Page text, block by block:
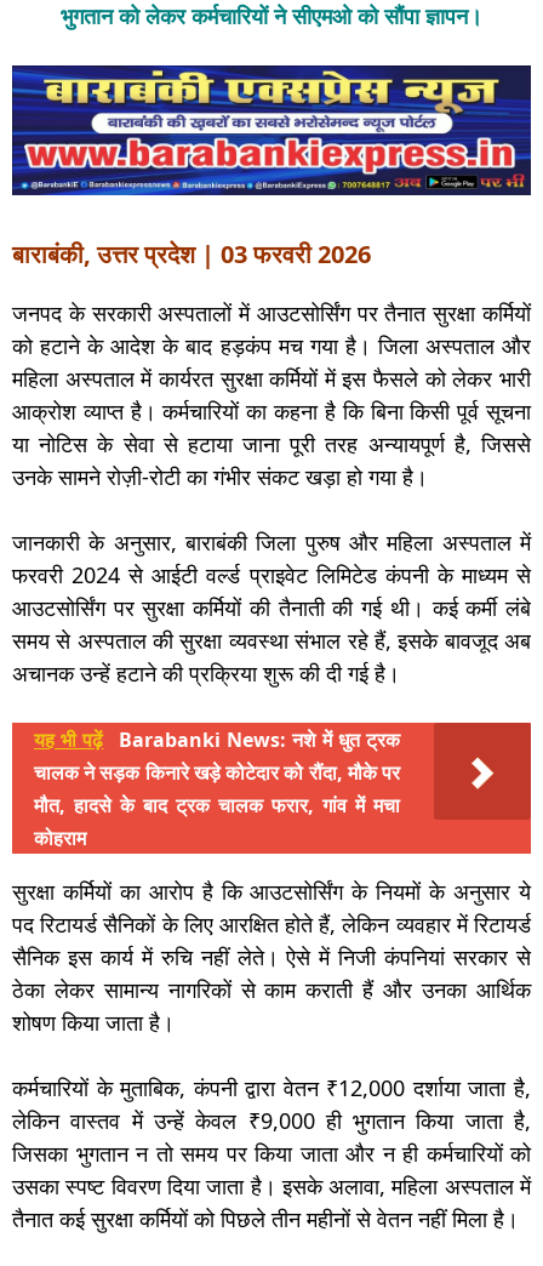
भुगतान को लेकर कर्मचारियों ने सीएमओ को सौंपा ज्ञापन।
बाराबंकी, उत्तर प्रदेश | 03 फरवरी 2026
जनपद के सरकारी अस्पतालों में आउटसोर्सिंग पर तैनात सुरक्षा कर्मियों
को हटाने के आदेश के बाद हड़कंप मच गया है। जिला अस्पताल और
महिला अस्पताल में कार्यरत सुरक्षा कर्मियों में इस फैसले को लेकर भारी
आक्रोश व्याप्त है। कर्मचारियों का कहना है कि बिना किसी पूर्व सूचना
या नोटिस के सेवा से हटाया जाना पूरी तरह अन्यायपूर्ण है, जिससे
उनके सामने रोज़ी-रोटी का गंभीर संकट खड़ा हो गया है।
जानकारी के अनुसार, बाराबंकी जिला पुरुष और महिला अस्पताल में
फरवरी 2024 से आईटी वर्ल्ड प्राइवेट लिमिटेड कंपनी के माध्यम से
आउटसोर्सिंग पर सुरक्षा कर्मियों की तैनाती की गई थी। कई कर्मी लंबे
समय से अस्पताल की सुरक्षा व्यवस्था संभाल रहे हैं, इसके बावजूद अब
अचानक उन्हें हटाने की प्रक्रिया शुरू की दी गई है।
यह भी पढ़ें
Barabanki News: नशे में धुत ट्रक
चालक ने सड़क किनारे खड़े कोटेदार को रौंदा, मौके पर
मौत, हादसे के बाद ट्रक चालक फरार, गांव में मचा
कोहराम
सुरक्षा कर्मियों का आरोप है कि आउटसोर्सिंग के नियमों के अनुसार ये
पद रिटायर्ड सैनिकों के लिए आरक्षित होते हैं, लेकिन व्यवहार में रिटायर्ड
सैनिक इस कार्य में रुचि नहीं लेते। ऐसे में निजी कंपनियां सरकार से
ठेका लेकर सामान्य नागरिकों से काम कराती हैं और उनका आर्थिक
शोषण किया जाता है।
कर्मचारियों के मुताबिक, कंपनी द्वारा वेतन ₹12,000 दर्शाया जाता है,
लेकिन वास्तव में उन्हें केवल ₹9,000 ही भुगतान किया जाता है,
जिसका भुगतान न तो समय पर किया जाता और न ही कर्मचारियों को
उसका स्पष्ट विवरण दिया जाता है। इसके अलावा, महिला अस्पताल में
तैनात कई सुरक्षा कर्मियों को पिछले तीन महीनों से वेतन नहीं मिला है।